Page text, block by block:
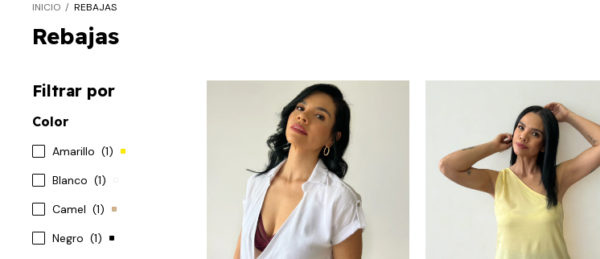
INICIO / REBAJAS
Rebajas
Filtrar por
Color
Amarillo (1)
Blanco (1)
Camel (1)
Negro (1)